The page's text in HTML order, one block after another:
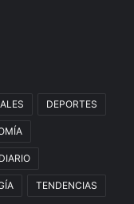
DEPORTES
TENDENCIAS